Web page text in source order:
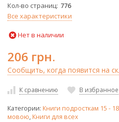
Кол-во страниц 776
Все характеристики
Нет в наличии
206 грн.
Сообщить, когда появится на
К сравнению В избранное
Категории: Книги подросткам 15 -
мовою,Книги для всех